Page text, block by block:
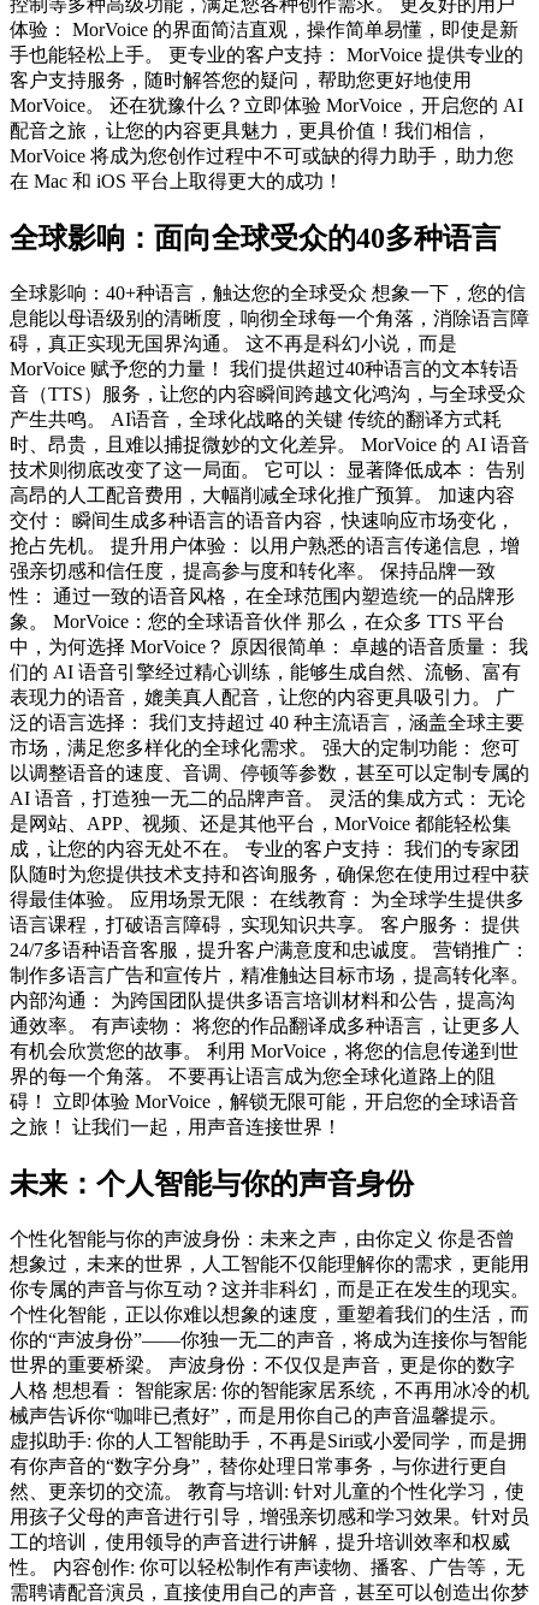
控制等多种高级功能，满足您各种创作需求。 更友好的用户
体验： MorVoice 的界面简洁直观，操作简单易懂，即使是新
手也能轻松上手。 更专业的客户支持： MorVoice 提供专业的
客户支持服务，随时解答您的疑问，帮助您更好地使用
MorVoice。 还在犹豫什么？立即体验 MorVoice，开启您的 AI
配音之旅，让您的内容更具魅力，更具价值！我们相信，
MorVoice 将成为您创作过程中不可或缺的得力助手，助力您
在 Mac 和 iOS 平台上取得更大的成功！
全球影响：面向全球受众的40多种语言
全球影响：40+种语言，触达您的全球受众 想象一下，您的信
息能以母语级别的清晰度，响彻全球每一个角落，消除语言障
碍，真正实现无国界沟通。 这不再是科幻小说，而是
MorVoice 赋予您的力量！ 我们提供超过40种语言的文本转语
音（TTS）服务，让您的内容瞬间跨越文化鸿沟，与全球受众
产生共鸣。 AI语音，全球化战略的关键 传统的翻译方式耗
时、昂贵，且难以捕捉微妙的文化差异。 MorVoice 的 AI 语音
技术则彻底改变了这一局面。 它可以： 显著降低成本： 告别
高昂的人工配音费用，大幅削减全球化推广预算。 加速内容
交付： 瞬间生成多种语言的语音内容，快速响应市场变化，
抢占先机。 提升用户体验： 以用户熟悉的语言传递信息，增
强亲切感和信任度，提高参与度和转化率。 保持品牌一致
性： 通过一致的语音风格，在全球范围内塑造统一的品牌形
象。 MorVoice：您的全球语音伙伴 那么，在众多 TTS 平台
中，为何选择 MorVoice？ 原因很简单： 卓越的语音质量： 我
们的 AI 语音引擎经过精心训练，能够生成自然、流畅、富有
表现力的语音，媲美真人配音，让您的内容更具吸引力。 广
泛的语言选择： 我们支持超过 40 种主流语言，涵盖全球主要
市场，满足您多样化的全球化需求。 强大的定制功能： 您可
以调整语音的速度、音调、停顿等参数，甚至可以定制专属的
AI 语音，打造独一无二的品牌声音。 灵活的集成方式： 无论
是网站、APP、视频、还是其他平台，MorVoice 都能轻松集
成，让您的内容无处不在。 专业的客户支持： 我们的专家团
队随时为您提供技术支持和咨询服务，确保您在使用过程中获
得最佳体验。 应用场景无限： 在线教育： 为全球学生提供多
语言课程，打破语言障碍，实现知识共享。 客户服务： 提供
24/7多语种语音客服，提升客户满意度和忠诚度。 营销推广：
制作多语言广告和宣传片，精准触达目标市场，提高转化率。
内部沟通： 为跨国团队提供多语言培训材料和公告，提高沟
通效率。 有声读物： 将您的作品翻译成多种语言，让更多人
有机会欣赏您的故事。 利用 MorVoice，将您的信息传递到世
界的每一个角落。 不要再让语言成为您全球化道路上的阻
碍！ 立即体验 MorVoice，解锁无限可能，开启您的全球语音
之旅！ 让我们一起，用声音连接世界！
未来：个人智能与你的声音身份
个性化智能与你的声波身份：未来之声，由你定义 你是否曾
想象过，未来的世界，人工智能不仅能理解你的需求，更能用
你专属的声音与你互动？这并非科幻，而是正在发生的现实。
个性化智能，正以你难以想象的速度，重塑着我们的生活，而
你的“声波身份”——你独一无二的声音，将成为连接你与智能
世界的重要桥梁。 声波身份：不仅仅是声音，更是你的数字
人格 想想看： 智能家居: 你的智能家居系统，不再用冰冷的机
械声告诉你“咖啡已煮好”，而是用你自己的声音温馨提示。
虚拟助手: 你的人工智能助手，不再是Siri或小爱同学，而是拥
有你声音的“数字分身”，替你处理日常事务，与你进行更自
然、更亲切的交流。 教育与培训: 针对儿童的个性化学习，使
用孩子父母的声音进行引导，增强亲切感和学习效果。针对员
工的培训，使用领导的声音进行讲解，提升培训效率和权威
性。 内容创作: 你可以轻松制作有声读物、播客、广告等，无
需聘请配音演员，直接使用自己的声音，甚至可以创造出你梦